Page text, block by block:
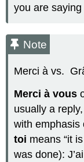
you are saying
Note
Merci à vs.
Merci à vous
usually a
with
toi means “it
was done):